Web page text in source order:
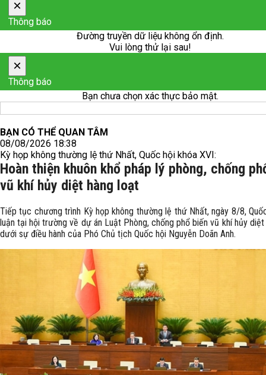
×
Thông báo
Đường truyền dữ liệu không ổn định.
Vui lòng thử lại sau!
×
Thông báo
Bạn chưa chọn xác thực bảo mật.
BẠN CÓ THỂ QUAN TÂM
08/08/2026 18:38
Kỳ họp không thường lệ thứ Nhất, Quốc hội khóa XVI:
Hoàn thiện khuôn khổ pháp lý phòng, chống
vũ khí hủy diệt hàng loạt
Tiếp tục chương trình Kỳ họp không thường lệ thứ Nhất, ngày 8/8,
luận tại hội trường về dự án Luật Phòng, chống phổ biến vũ khí hủy
dưới sự điều hành của Phó Chủ tịch Quốc hội Nguyễn Doãn Anh.